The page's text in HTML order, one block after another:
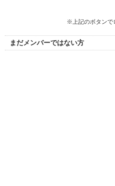
※上記のボタンで
まだメンバーではない方